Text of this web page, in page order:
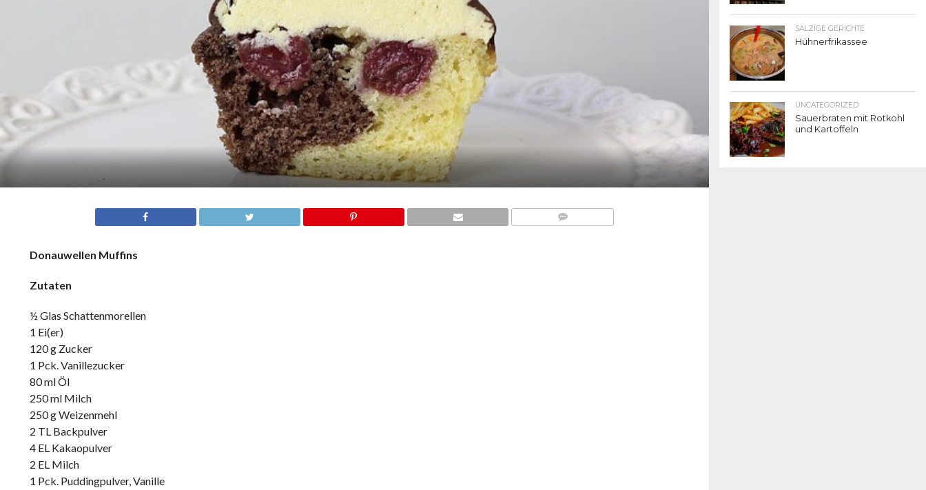
Donauwellen Muffins
Zutaten
½ Glas Schattenmorellen
1 Ei(er)
120 g Zucker
1 Pck. Vanillezucker
80 ml Öl
250 ml Milch
250 g Weizenmehl
2 TL Backpulver
4 EL Kakaopulver
2 EL Milch
1 Pck. Puddingpulver, Vanille
SALZIGE GERICHTE
Hühnerfrikassee
UNCATEGORIZED
Sauerbraten mit Rotkohl
und Kartoffeln